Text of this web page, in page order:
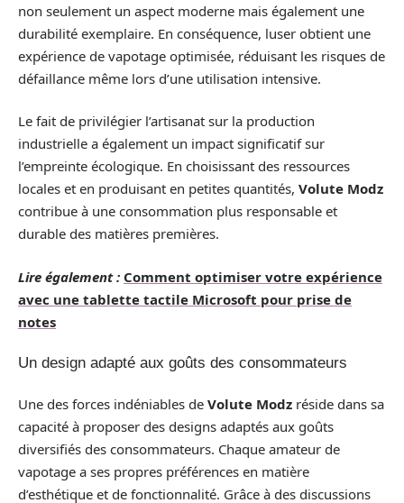
non seulement un aspect moderne mais également une
durabilité exemplaire. En conséquence, luser obtient une
expérience de vapotage optimisée, réduisant les risques de
défaillance même lors d’une utilisation intensive.
Le fait de privilégier l’artisanat sur la production
industrielle a également un impact significatif sur
l’empreinte écologique. En choisissant des ressources
locales et en produisant en petites quantités, Volute Modz
contribue à une consommation plus responsable et
durable des matières premières.
Lire également : Comment optimiser votre expérience
avec une tablette tactile Microsoft pour prise de
notes
Un design adapté aux goûts des consommateurs
Une des forces indéniables de Volute Modz réside dans sa
capacité à proposer des designs adaptés aux goûts
diversifiés des consommateurs. Chaque amateur de
vapotage a ses propres préférences en matière
d’esthétique et de fonctionnalité. Grâce à des discussions